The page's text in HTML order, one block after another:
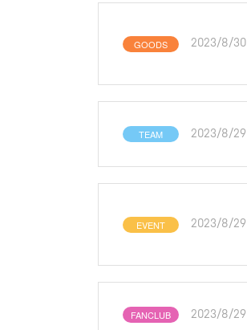
GOODS 2023/8/30
TEAM 2023/8/29
EVENT 2023/8/29
FANCLUB 2023/8/29